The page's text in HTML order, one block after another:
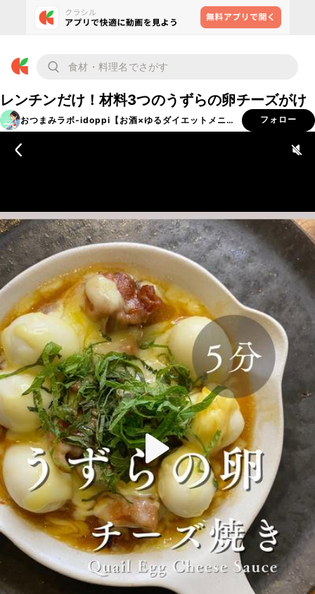
レンチンだけ！材料3つのうずらの卵チーズがけ
おつまみラボ-idoppi【お酒×ゆるダイエットメニュ
ー】
フォロー